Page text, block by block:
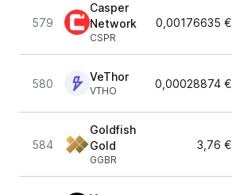
579
Casper
Network
CSPR
0,00176635 €
580
VeThor
VTHO
0,00028874 €
584
Goldfish
Gold
GGBR
3,76 €